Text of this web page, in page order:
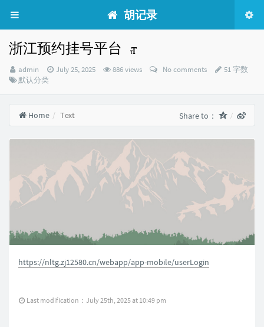
胡记录
浙江预约挂号平台
Author：
admin
发
July 25, 2025 886 views No comments
51 字数
Categories：
默认分类
Home Text Share to：
https://nltg.zj12580.cn/webapp/app-mobile/userLogin
Last modification：July 25th, 2025 at 10:49 pm